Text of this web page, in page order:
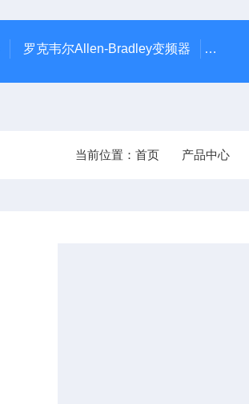
罗克韦尔Allen-Bradley变频器 德国
当前位置： 首页 产品中心